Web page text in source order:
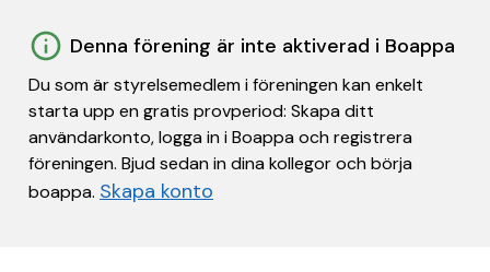
Denna förening är inte aktiverad i Boappa
Du som är styrelsemedlem i föreningen kan enkelt
starta upp en gratis provperiod: Skapa ditt
användarkonto, logga in i Boappa och registrera
föreningen. Bjud sedan in dina kollegor och börja
boappa. Skapa konto